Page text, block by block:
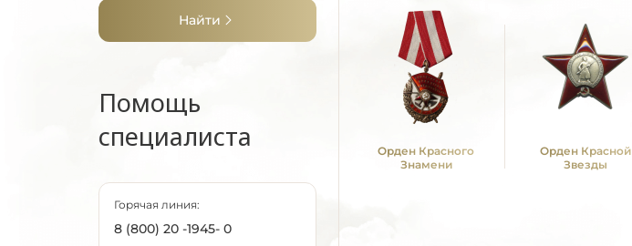
Найти
Помощь
специалиста
Горячая линия:
8 (800) 20 -1945- 0
Орден Красного
Знамени
Орден Красной
Звезды